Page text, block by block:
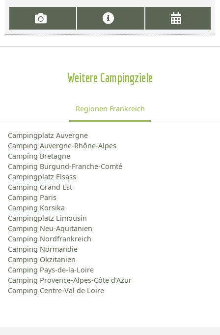
Weitere Campingziele
Regionen Frankreich
Campingplatz Auvergne
Camping Auvergne-Rhône-Alpes
Camping Bretagne
Camping Burgund-Franche-Comté
Campingplatz Elsass
Camping Grand Est
Camping Paris
Camping Korsika
Campingplatz Limousin
Camping Neu-Aquitanien
Camping Nordfrankreich
Camping Normandie
Camping Okzitanien
Camping Pays-de-la-Loire
Camping Provence-Alpes-Côte d’Azur
Camping Centre-Val de Loire